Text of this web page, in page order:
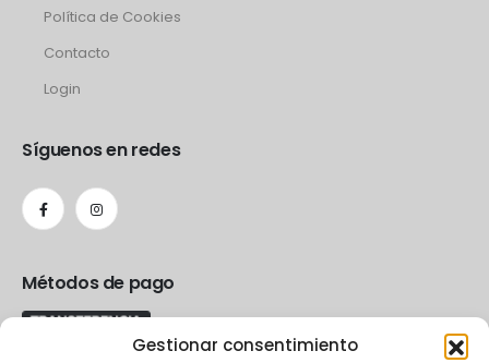
Gestionar consentimiento
Política de Cookies
Contacto
Login
Síguenos en redes
Métodos de pago